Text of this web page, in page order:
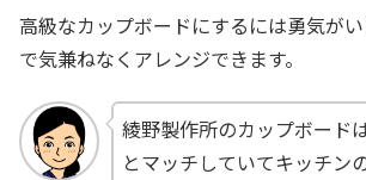
高級なカップボードにするには勇気が
で気兼ねなくアレンジできます。
綾野製作所のカップボード
とマッチしていてキッチン